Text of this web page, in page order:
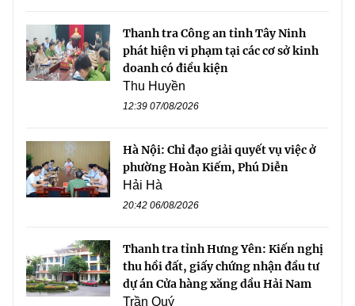
Thanh tra Công an tỉnh Tây Ninh
phát hiện vi phạm tại các cơ sở kinh
doanh có điều kiện
Thu Huyền
12:39 07/08/2026
Hà Nội: Chỉ đạo giải quyết vụ việc ở
phường Hoàn Kiếm, Phú Diễn
Hải Hà
20:42 06/08/2026
Thanh tra tỉnh Hưng Yên: Kiến nghị
thu hồi đất, giấy chứng nhận đầu tư
dự án Cửa hàng xăng dầu Hải Nam
Trần Quý